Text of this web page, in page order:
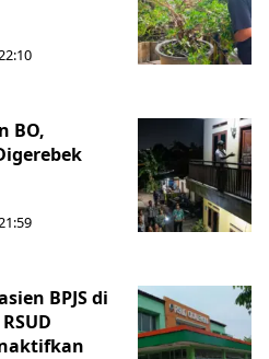
BO,
BPJS di